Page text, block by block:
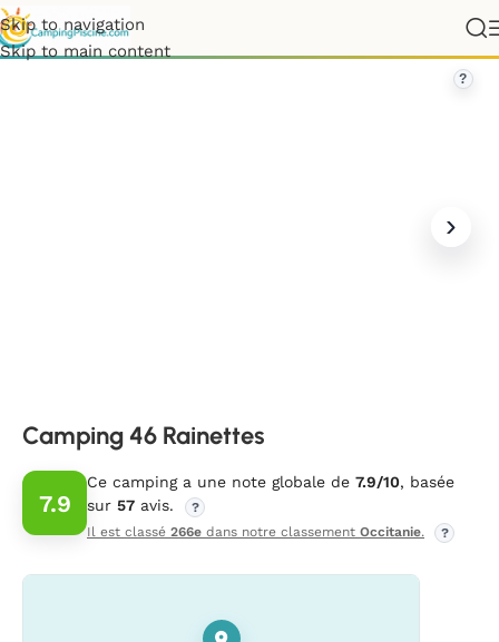
Skip to navigation
Skip to main content
France»Occitanie»
?
Camping 46 Rainettes
7.9
Ce camping a une note globale de 7.9/10, basée
sur 57 avis.
?
Il est classé 266e dans notre classement Occitanie. ?